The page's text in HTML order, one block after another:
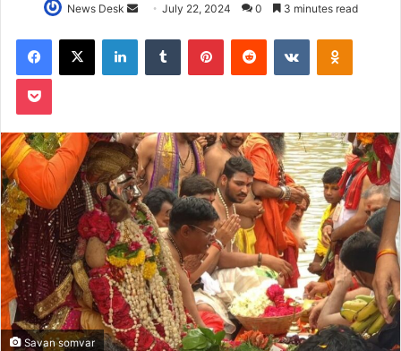
News Desk
Send
email
July 22, 2024 0 3 minutes read
Facebook
X LinkedInTumblr PinterestReddit VKontakte
Pocket
Savan somvar